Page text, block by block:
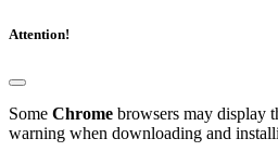
Attention!
Some Chrome browsers may display
warning when downloading and